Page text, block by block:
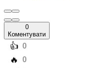
0
Коментувати
️👍 0
️🔥 0